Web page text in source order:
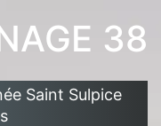
38
Saint Sulpice